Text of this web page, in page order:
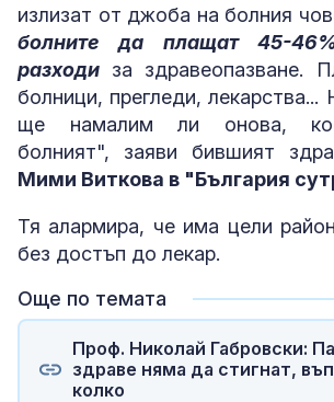
излизат от джоба на болния
болните да плащат 45-
разходи за здравеопазване.
болници, прегледи, лекарства...
ще намалим ли онова,
болният", заяви бившият
Мими Виткова в "България
Тя алармира, че има цели
без достъп до лекар.
Още по темата
Проф. Николай Габровски:
здраве няма да стигнат,
колко